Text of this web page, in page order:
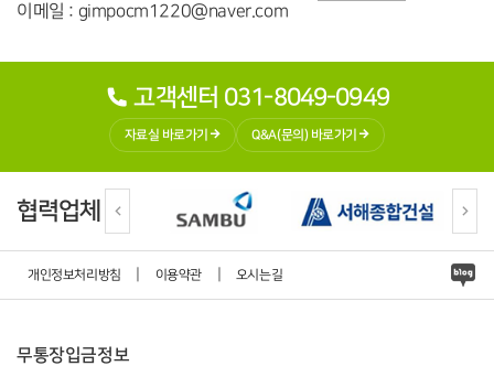
이메일 : gimpocm1220@naver.com
고객센터 031-8049-0949
자료실 바로가기 Q&A(문의) 바로가기
협력업체
개인정보처리방침 이용약관 오시는길
무통장입금정보